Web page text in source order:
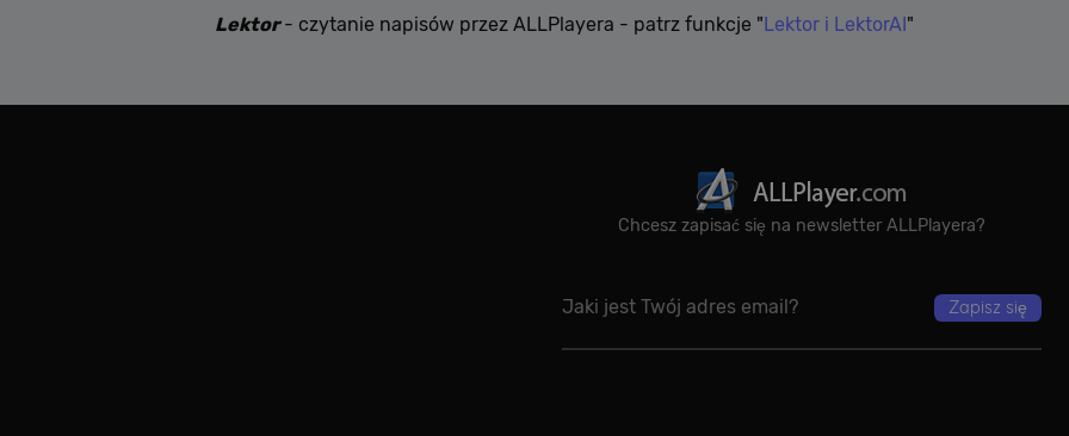
Lektor - czytanie napisów przez ALLPlayera - patrz funkcje "Lektor i LektorAI"
Chcesz zapisać się na newsletter ALLPlayera?